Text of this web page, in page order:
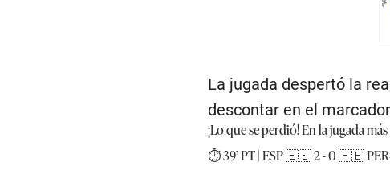
La jugada despertó la
descontar en el
¡Lo que se perdió! En la jugada
⏱️ 39’ PT | ESP 🇪🇸 2 - 0 🇵🇪 PER